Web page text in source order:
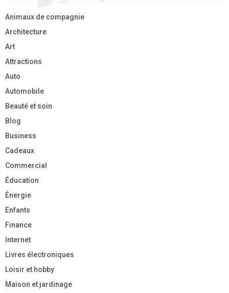
Animaux de compagnie
Architecture
Art
Attractions
Auto
Automobile
Beauté et soin
Blog
Business
Cadeaux
Commercial
Éducation
Énergie
Enfants
Finance
Internet
Livres électroniques
Loisir et hobby
Maison et jardinage